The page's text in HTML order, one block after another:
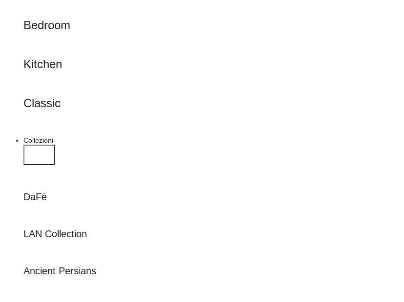
Bedroom
Kitchen
Classic
Collezioni
DaFè
LAN Collection
Ancient Persians